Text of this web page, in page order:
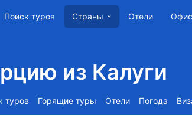
Поиск туров Страны Отели
из Калуги
туров Горящие туры Отели Погода